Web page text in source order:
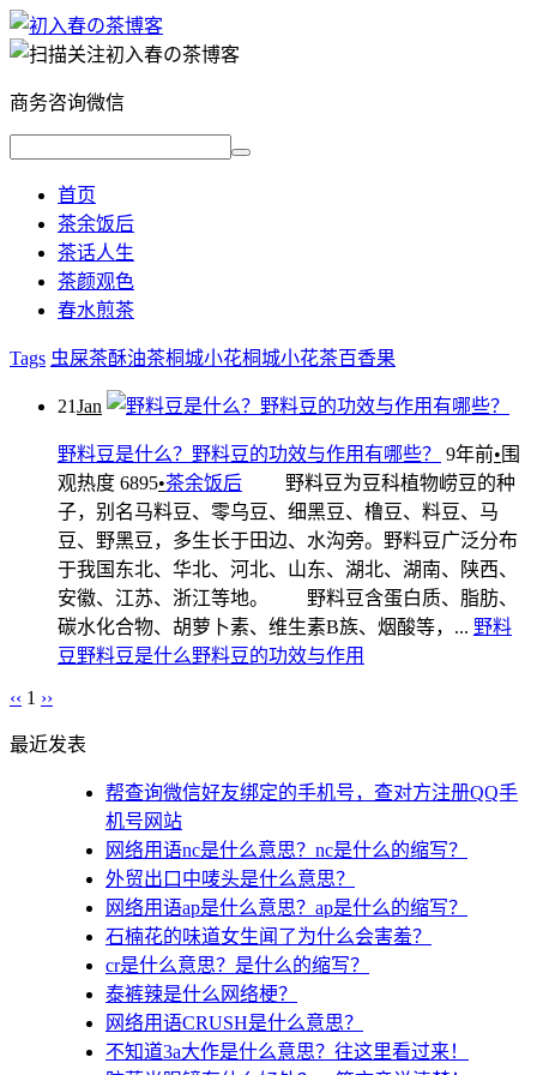
商务咨询微信
首页
茶余饭后
茶话人生
茶颜观色
春水煎茶
Tags 虫屎茶酥油茶桐城小花桐城小花茶百香果
21Jan
野料豆是什么？野料豆的功效与作用有哪些？ 9年前• 围
观热度 6895•茶余饭后
野料豆为豆科植物崂豆的种
子，别名马料豆、零乌豆、细黑豆、橹豆、料豆、马
豆、野黑豆，多生长于田边、水沟旁。野料豆广泛分布
于我国东北、华北、河北、山东、湖北、湖南、陕西、
安徽、江苏、浙江等地。 野料豆含蛋白质、脂肪、
碳水化合物、胡萝卜素、维生素B族、烟酸等，... 野料
豆野料豆是什么野料豆的功效与作用
‹‹ 1 ››
最近发表
帮查询微信好友绑定的手机号，查对方注册QQ手
机号网站
网络用语nc是什么意思？nc是什么的缩写？
外贸出口中唛头是什么意思？
网络用语ap是什么意思？ap是什么的缩写？
石楠花的味道女生闻了为什么会害羞？
cr是什么意思？是什么的缩写？
泰裤辣是什么网络梗？
网络用语CRUSH是什么意思？
不知道3a大作是什么意思？往这里看过来！